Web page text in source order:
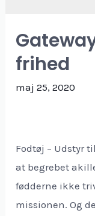
frihed
maj 25, 2020
Fodtøj – Udstyr
at begrebet
fødderne ikke
missionen. Og